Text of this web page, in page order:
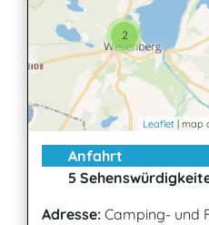
2
Leaflet |
Anfahrt
5
Adresse: Camping- und